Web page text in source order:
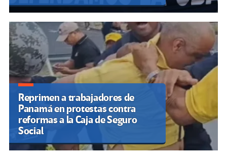
Reprimen a trabajadores de
Panamá en protestas contra
reformas a la Caja de Seguro
Social